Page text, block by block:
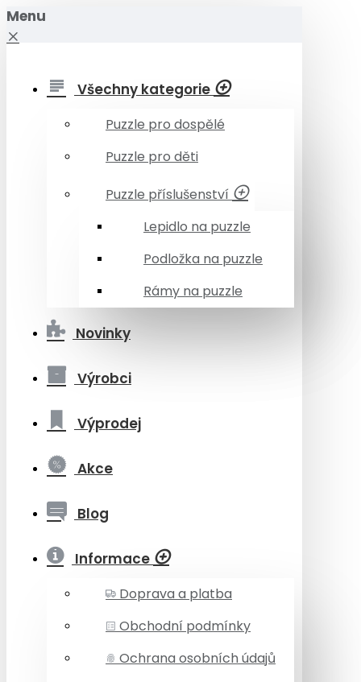
Menu
Všechny kategorie
Puzzle pro dospělé
Puzzle pro děti
Puzzle příslušenství
Lepidlo na puzzle
Podložka na puzzle
Rámy na puzzle
Novinky
Výrobci
Výprodej
Akce
Blog
Informace
Doprava a platba
Obchodní podmínky
Ochrana osobních údajů